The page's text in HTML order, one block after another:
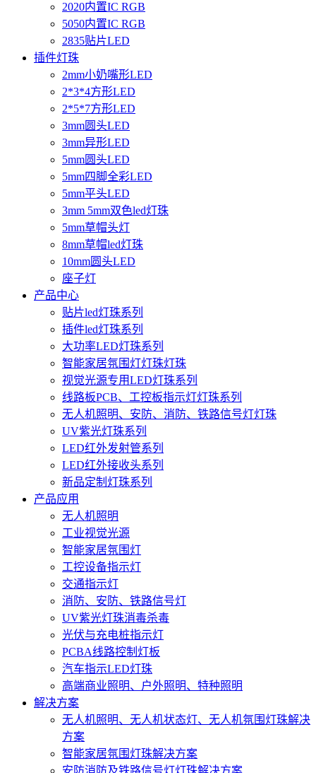
2020内置IC RGB
5050内置IC RGB
2835贴片LED
插件灯珠
2mm小奶嘴形LED
2*3*4方形LED
2*5*7方形LED
3mm圆头LED
3mm异形LED
5mm圆头LED
5mm四脚全彩LED
5mm平头LED
3mm 5mm双色led灯珠
5mm草帽头灯
8mm草帽led灯珠
10mm圆头LED
座子灯
产品中心
贴片led灯珠系列
插件led灯珠系列
大功率LED灯珠系列
智能家居氛围灯灯珠灯珠
视觉光源专用LED灯珠系列
线路板PCB、工控板指示灯灯珠系列
无人机照明、安防、消防、铁路信号灯灯珠
UV紫光灯珠系列
LED红外发射管系列
LED红外接收头系列
新品定制灯珠系列
产品应用
无人机照明
工业视觉光源
智能家居氛围灯
工控设备指示灯
交通指示灯
消防、安防、铁路信号灯
UV紫光灯珠消毒杀毒
光伏与充电桩指示灯
PCBA线路控制灯板
汽车指示LED灯珠
高端商业照明、户外照明、特种照明
解决方案
无人机照明、无人机状态灯、无人机氛围灯珠解决
方案
智能家居氛围灯珠解决方案
安防消防及铁路信号灯灯珠解决方案